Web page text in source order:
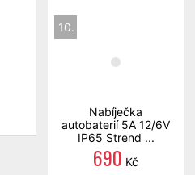
10.
Nabíječka
autobaterií 5A 12/6V
IP65 Strend ...
690 Kč